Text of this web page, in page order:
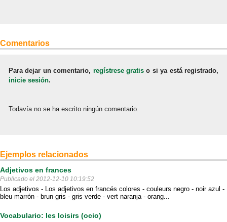
Comentarios
Para dejar un comentario, regístrese gratis o si ya está registrado,
inicie sesión.
Todavía no se ha escrito ningún comentario.
Ejemplos relacionados
Adjetivos en frances
Publicado el 2012-12-10 10:19:52
Los adjetivos - Los adjetivos en francés colores - couleurs negro - noir azul -
bleu marrón - brun gris - gris verde - vert naranja - orang...
Vocabulario: les loisirs (ocio)